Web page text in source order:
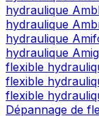
hydraulique
hydraulique
hydraulique
hydraulique
flexible
flexible
flexible
Dépannage de